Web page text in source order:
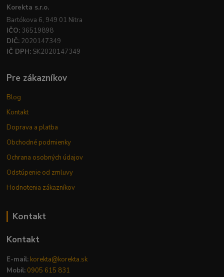
Korekta s.r.o.
Bartókova 6, 949 01 Nitra
IČO: 36519898
DIČ: 2020147349
IČ DPH: SK2020147349
Pre zákazníkov
Blog
Kontakt
Doprava a platba
Obchodné podmienky
Ochrana osobných údajov
Odstúpenie od zmluvy
Hodnotenia zákazníkov
Kontakt
Kontakt
E-mail: korekta@korekta.sk
Mobil: 0905 615 831